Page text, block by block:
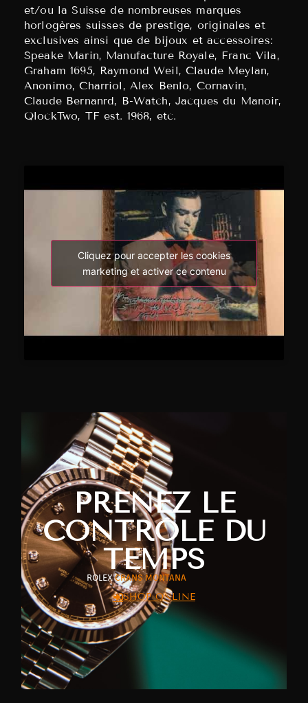
et/ou la Suisse de nombreuses marques
horlogères suisses de prestige, originales et
exclusives ainsi que de bijoux et accessoires:
Speake Marin, Manufacture Royale, Franc Vila,
Graham 1695, Raymond Weil, Claude Meylan,
Anonimo, Charriol, Alex Benlo, Cornavin,
Claude Bernanrd, B-Watch, Jacques du Manoir,
QlockTwo, TF est. 1968, etc.
Cliquez pour accepter les cookies
marketing et activer ce contenu
PRENEZ LE
CONTRÔLE DU
TEMPS
ROLEX CRANS MONTANA
SHOP ONLINE